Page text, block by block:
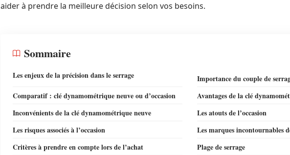
aider à prendre la meilleure décision selon vos besoins.
Sommaire
Les enjeux de la précision dans le serrage
Importance du couple de
Comparatif : clé dynamométrique neuve ou d’occasion
Avantages de la clé
Inconvénients de la clé dynamométrique neuve
Les atouts de l’occasion
Les risques associés à l’occasion
Les marques incontournables
Critères à prendre en compte lors de l’achat
Plage de serrage